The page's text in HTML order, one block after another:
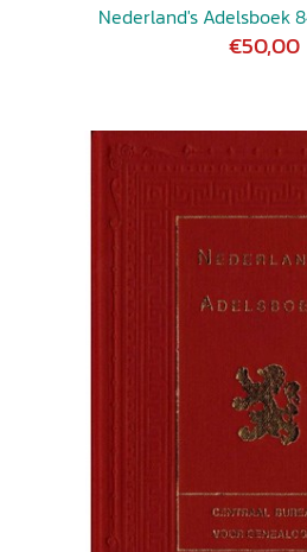
Nederland's Adelsboek
€50,00